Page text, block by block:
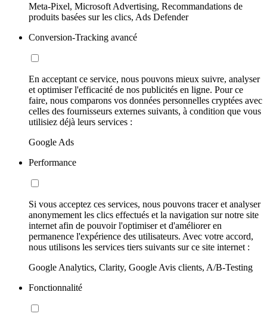
Meta-Pixel, Microsoft Advertising, Recommandations de
produits basées sur les clics, Ads Defender
Conversion-Tracking avancé
En acceptant ce service, nous pouvons mieux suivre, analyser
et optimiser l'efficacité de nos publicités en ligne. Pour ce
faire, nous comparons vos données personnelles cryptées avec
celles des fournisseurs externes suivants, à condition que vous
utilisiez déjà leurs services :
Google Ads
Performance
Si vous acceptez ces services, nous pouvons tracer et analyser
anonymement les clics effectués et la navigation sur notre site
internet afin de pouvoir l'optimiser et d'améliorer en
permanence l'expérience des utilisateurs. Avec votre accord,
nous utilisons les services tiers suivants sur ce site internet :
Google Analytics, Clarity, Google Avis clients, A/B-Testing
Fonctionnalité